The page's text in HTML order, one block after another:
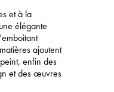
et à la
élégante
ajoutent
enfin des
et des œuvres